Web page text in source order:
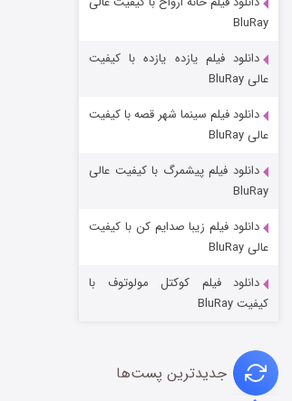
جادوگری در مغولستان
BluRay
دانلود فیلم یازده یازده با کیفیت
عالی BluRay
دانلود فیلم سینما شهر قصه با کیفیت
عالی BluRay
دانلود فیلم پیشمرگ با کیفیت عالی
BluRay
دانلود فیلم زیبا صدایم کن با کیفیت
عالی BluRay
دانلود فیلم کوکتل مولوتوف با
کیفیت BluRay
جدیدترین پست‌ها